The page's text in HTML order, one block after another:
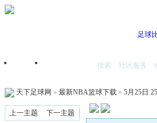
足球
首页 搜索 社区服务
天下足球网 » 最新NBA篮球下载 » 5月25日
上一主题
下一主题